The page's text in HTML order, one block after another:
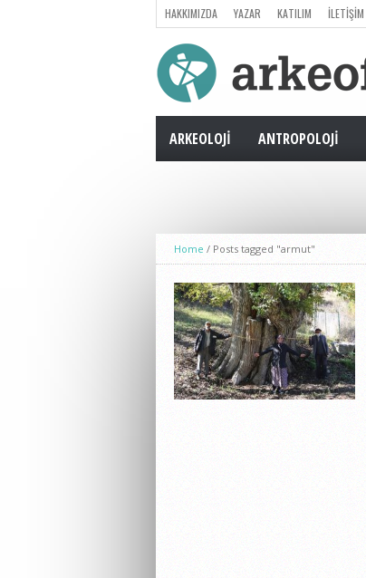
HAKKIMIZDA YAZAR KATILIM İLETIŞIM
ARKEOLOJI ANTROPOLOJI
Home / Posts tagged "armut"